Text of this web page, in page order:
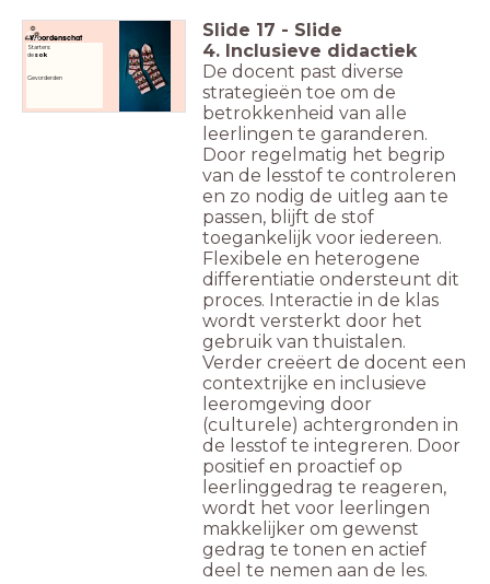
Woordenschat
Starters:
desok
Gevorderden
Slide 17 - Slide
4. Inclusieve didactiek
De docent past diverse
strategieën toe om de
betrokkenheid van alle
leerlingen te garanderen.
Door regelmatig het begrip
van de lesstof te controleren
en zo nodig de uitleg aan te
passen, blijft de stof
toegankelijk voor iedereen.
Flexibele en heterogene
differentiatie ondersteunt dit
proces. Interactie in de klas
wordt versterkt door het
gebruik van thuistalen.
Verder creëert de docent een
contextrijke en inclusieve
leeromgeving door
(culturele) achtergronden in
de lesstof te integreren. Door
positief en proactief op
leerlinggedrag te reageren,
wordt het voor leerlingen
makkelijker om gewenst
gedrag te tonen en actief
deel te nemen aan de les.